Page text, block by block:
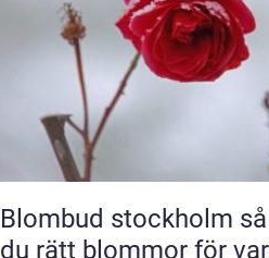
Blombud stockholm så väljer
du rätt blommor för